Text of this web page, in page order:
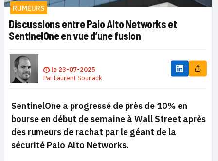
RUMEURS
Discussions entre Palo Alto Networks et
SentinelOne en vue d’une fusion
le 23-07-2025
ParLaurent Sounack
SentinelOne a progressé de près de 10% en
bourse en début de semaine à Wall Street après
des rumeurs de rachat par le géant de la
sécurité Palo Alto Networks.